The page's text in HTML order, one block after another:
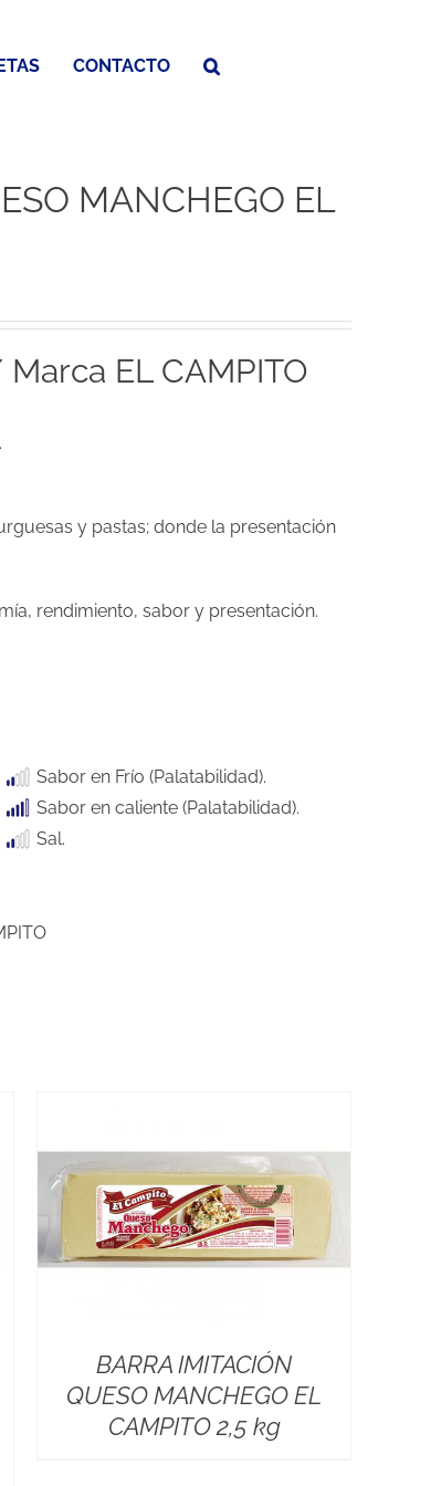
CONTACTO
MANCHEGO EL
EL CAMPITO
y pastas; donde la presentación
rendimiento, sabor y presentación.
Sabor en Frío (Palatabilidad).
Sabor en caliente (Palatabilidad).
Sal.
BARRA IMITACIÓN
QUESO MANCHEGO EL
CAMPITO 2,5 kg